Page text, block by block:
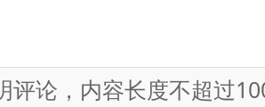
评论，内容长度不超过